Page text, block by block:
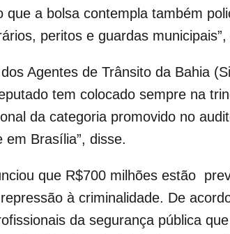
que a bolsa contempla também
peritos e guardas
Agentes de Trânsito da Bahia
tem colocado sempre na
da categoria promovido no
em Brasília”, disse.
que R$700 milhões estão
à criminalidade. De
da segurança pública